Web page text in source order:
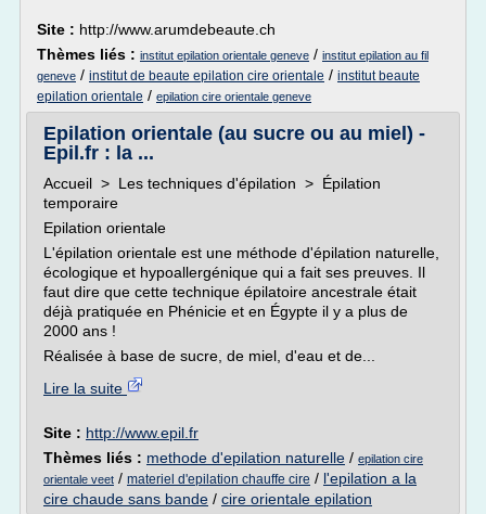
Site : http://www.arumdebeaute.ch
Thèmes liés : institut epilation orientale geneve / institut epilation au fil
geneve / institut de beaute epilation cire orientale / institut beaute
epilation orientale / epilation cire orientale geneve
Epilation orientale (au sucre ou au miel) -
Epil.fr : la ...
Accueil > Les techniques d'épilation > Épilation
temporaire
Epilation orientale
L'épilation orientale est une méthode d'épilation naturelle,
écologique et hypoallergénique qui a fait ses preuves. Il
faut dire que cette technique épilatoire ancestrale était
déjà pratiquée en Phénicie et en Égypte il y a plus de
2000 ans !
Réalisée à base de sucre, de miel, d'eau et de...
Lire la suite
Site : http://www.epil.fr
Thèmes liés : methode d'epilation naturelle / epilation cire
orientale veet / materiel d'epilation chauffe cire / l'epilation a la
cire chaude sans bande / cire orientale epilation